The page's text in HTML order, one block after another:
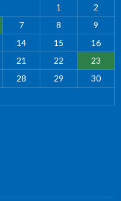
1
2
7 8
9
14 15
16
21 22
23
28 29
30